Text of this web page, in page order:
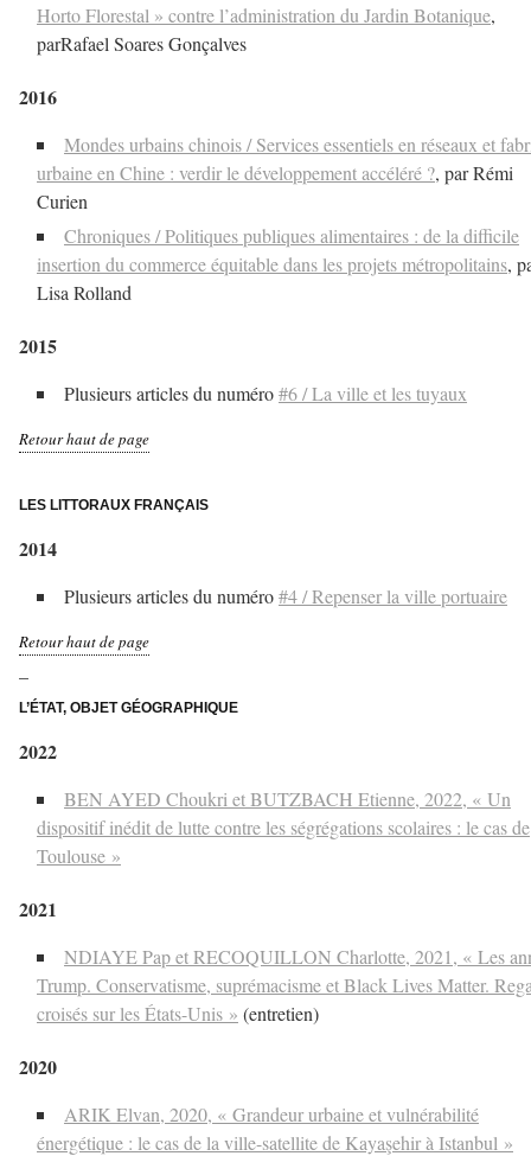
Horto Florestal » contre l’administration du Jardin Botanique,
parRafael Soares Gonçalves
2016
Mondes urbains chinois / Services essentiels en réseaux et
urbaine en Chine : verdir le développement accéléré ?, par Rémi
Curien
Chroniques / Politiques publiques alimentaires : de la difficile
insertion du commerce équitable dans les projets métropolitains,
Lisa Rolland
2015
Plusieurs articles du numéro#6 / La ville et les tuyaux
Retour haut de page
LES LITTORAUX FRANÇAIS
2014
Plusieurs articles du numéro#4 / Repenser la ville portuaire
Retour haut de page
–
L’ÉTAT, OBJET GÉOGRAPHIQUE
2022
BEN AYED Choukri et BUTZBACH Etienne, 2022, « Un
dispositif inédit de lutte contre les ségrégations scolaires : le cas de
Toulouse »
2021
NDIAYE Pap et RECOQUILLON Charlotte, 2021, « Les
Trump. Conservatisme, suprémacisme et Black Lives Matter.
croisés sur les États-Unis » (entretien)
2020
ARIK Elvan, 2020, « Grandeur urbaine et vulnérabilité
énergétique : le cas de la ville-satellite de Kayaşehir à Istanbul »